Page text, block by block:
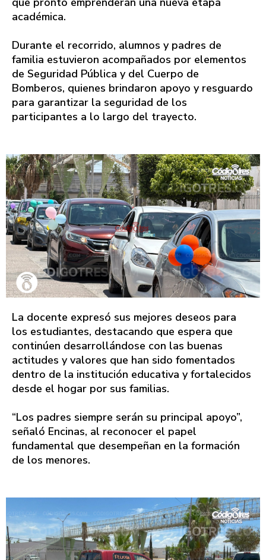
académica.
Durante el recorrido, alumnos y padres de
familia estuvieron acompañados por elementos
de Seguridad Pública y del Cuerpo de
Bomberos, quienes brindaron apoyo y resguardo
para garantizar la seguridad de los
participantes a lo largo del trayecto.
La docente expresó sus mejores deseos para
los estudiantes, destacando que espera que
continúen desarrollándose con las buenas
actitudes y valores que han sido fomentados
dentro de la institución educativa y fortalecidos
desde el hogar por sus familias.
“Los padres siempre serán su principal apoyo”,
señaló Encinas, al reconocer el papel
fundamental que desempeñan en la formación
de los menores.